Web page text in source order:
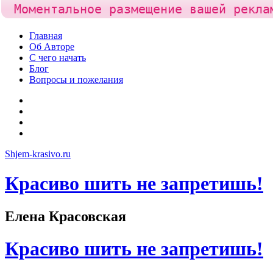
Skip
content
Главная
Об Авторе
С чего начать
Блог
Вопросы и пожелания
Shjem-krasivo.ru
Красиво шить не запретишь!
Елена Красовская
Красиво шить не запретишь!
Моментальное размещение вашей